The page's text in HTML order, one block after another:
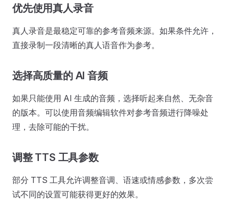
优先使用真人录音
真人录音是最稳定可靠的参考音频来源。如果条件允许，
直接录制一段清晰的真人语音作为参考。
选择高质量的 AI 音频
如果只能使用 AI 生成的音频，选择听起来自然、无杂音
的版本。可以使用音频编辑软件对参考音频进行降噪处
理，去除可能的干扰。
调整 TTS 工具参数
部分 TTS 工具允许调整音调、语速或情感参数，多次尝
试不同的设置可能获得更好的效果。